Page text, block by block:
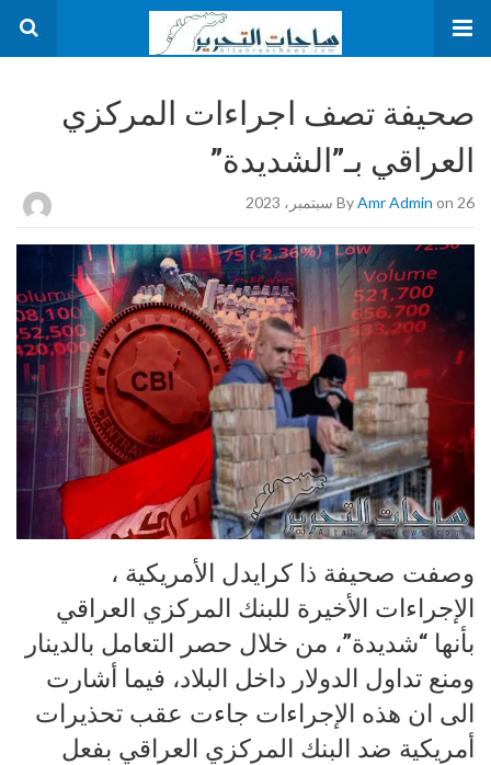
صحيفة تصف اجراءات المركزي
العراقي بـ”الشديدة”
ByAmr Admin on 26 سبتمبر، 2023
وصفت صحيفة ذا كرايدل الأمريكية ،
الإجراءات الأخيرة للبنك المركزي العراقي
بأنها “شديدة”، من خلال حصر التعامل بالدينار
ومنع تداول الدولار داخل البلاد، فيما أشارت
الى ان هذه الإجراءات جاءت عقب تحذيرات
أمريكية ضد البنك المركزي العراقي بفعل